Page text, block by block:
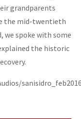
grandparents
the mid-twentieth
we spoke with some
the historic